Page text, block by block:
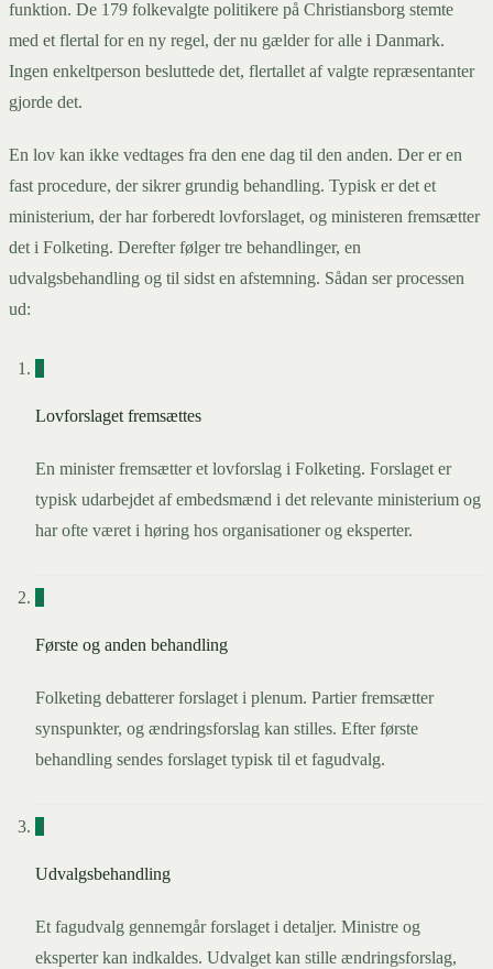
funktion. De 179 folkevalgte politikere på Christiansborg stemte
med et flertal for en ny regel, der nu gælder for alle i Danmark.
Ingen enkeltperson besluttede det, flertallet af valgte repræsentanter
gjorde det.
En lov kan ikke vedtages fra den ene dag til den anden. Der er en
fast procedure, der sikrer grundig behandling. Typisk er det et
ministerium, der har forberedt lovforslaget, og ministeren fremsætter
det i Folketing. Derefter følger tre behandlinger, en
udvalgsbehandling og til sidst en afstemning. Sådan ser processen
ud:
1
Lovforslaget fremsættes
En minister fremsætter et lovforslag i Folketing. Forslaget er
typisk udarbejdet af embedsmænd i det relevante ministerium og
har ofte været i høring hos organisationer og eksperter.
2
Første og anden behandling
Folketing debatterer forslaget i plenum. Partier fremsætter
synspunkter, og ændringsforslag kan stilles. Efter første
behandling sendes forslaget typisk til et fagudvalg.
3
Udvalgsbehandling
Et fagudvalg gennemgår forslaget i detaljer. Ministre og
eksperter kan indkaldes. Udvalget kan stille ændringsforslag,